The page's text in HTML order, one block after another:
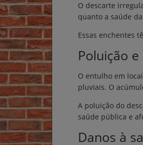
O descarte
quanto a saúde
Essas enchentes
Poluição
O entulho em
pluviais. O
A poluição do
saúde pública e
Danos à